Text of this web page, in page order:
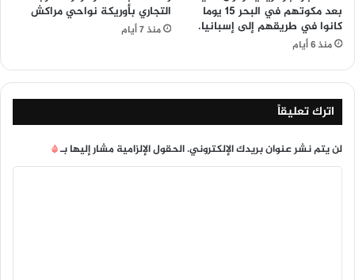
بعد مكوتهم في البحر 15 يوما
كانوا في طريقهم إلى إسبانيا.
منذ 6 أيام
التجاري بأوريكة نواحي مراكش
منذ 7 أيام
اترك تعليقاً
لن يتم نشر عنوان بريدك الإلكتروني.الحقول الإلزامية مشار إليها بـ*